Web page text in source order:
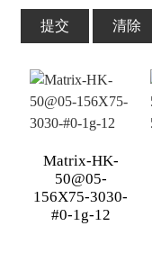
提交 清除
Matrix-HK-
50@05-
156X75-3030-
#0-1g-12